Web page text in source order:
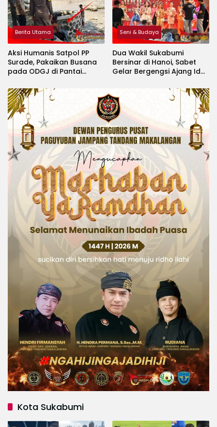
Berita Utama
Aksi Humanis Satpol PP
Surade, Pakaikan Busana
pada ODGJ di Pantai
Seni & Budaya
Dua Wakil Sukabumi
Bersinar di Hanoi, Sabet
Gelar Bergengsi Ajang Idol
Kota Sukabumi